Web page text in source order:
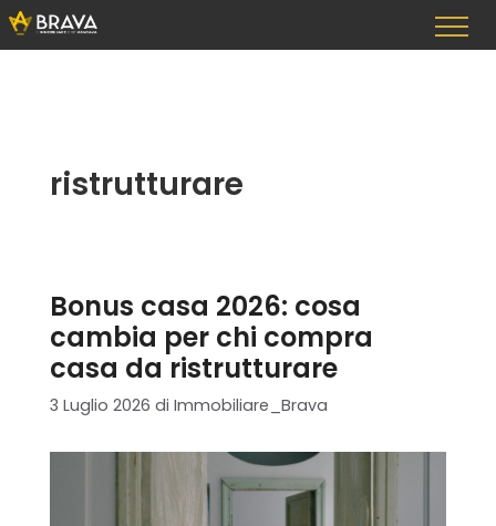
Vai
al
contenuto
ristrutturare
Bonus casa 2026: cosa
cambia per chi compra
casa da ristrutturare
3 Luglio 2026 di Immobiliare_Brava